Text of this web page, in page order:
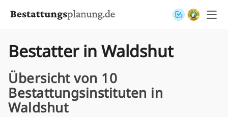
Bestatter in Waldshut
Übersicht von 10
Bestattungsinstituten in
Waldshut